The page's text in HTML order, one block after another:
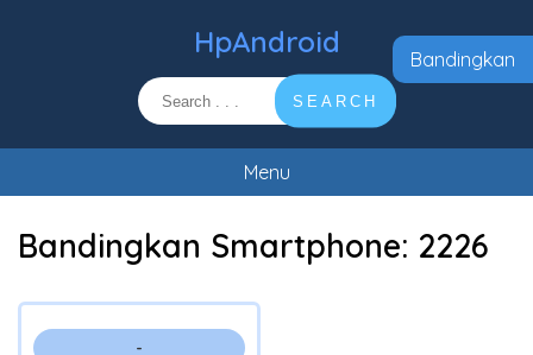
HpAndroid
SEARCH
Menu
Bandingkan Smartphone: 2226
-
Bandingkan